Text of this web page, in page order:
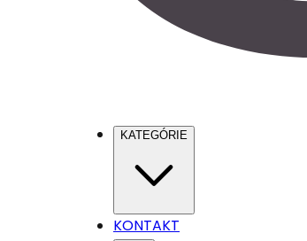
KATEGÓRIE
KONTAKT